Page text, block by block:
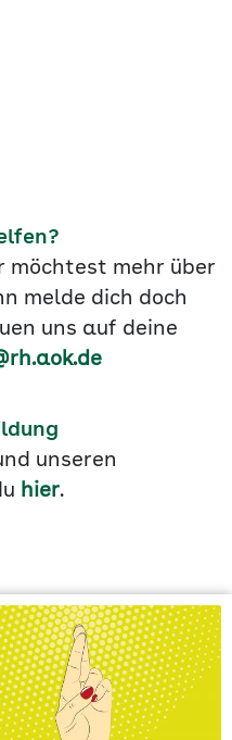
möchtest mehr über
melde dich doch
uns auf deine
unseren
hier.